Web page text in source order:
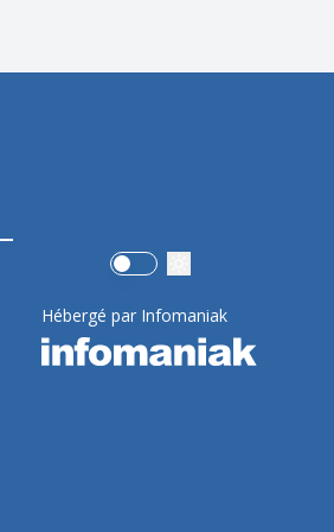
Use setting
Hébergé par Infomaniak